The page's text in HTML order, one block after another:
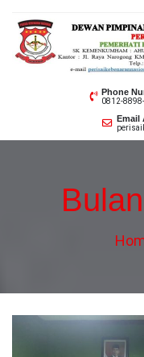
content
PERISAI
Phone
0812-
Email